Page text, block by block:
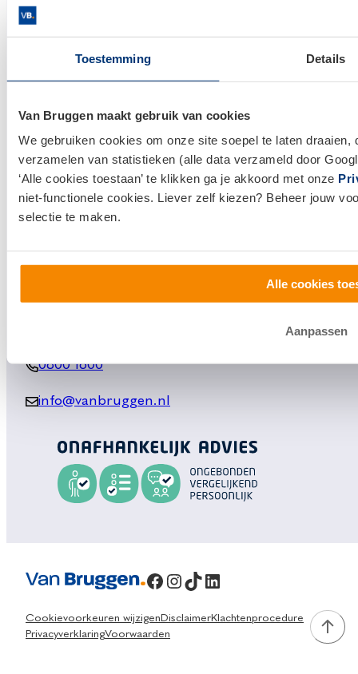
Toestemming Details
Van Bruggen maakt gebruik van cookies
We gebruiken cookies om onze site soepel te laten
verzamelen van statistieken (alle data verzameld door
‘Alle cookies toestaan’ te klikken ga je akkoord met onze
niet-functionele cookies. Liever zelf kiezen? Beheer jouw
selectie te maken.
Alle cookies
Aanpassen
Links
Hypotheek afsluiten
Financieel Advies
Makelaardij
Huis kopen
0800 1600
info@vanbruggen.nl
Facebook
Instagram
TikTok
LinkedIn
Cookievoorkeuren wijzigen DisclaimerKlachtenprocedure
PrivacyverklaringVoorwaarden